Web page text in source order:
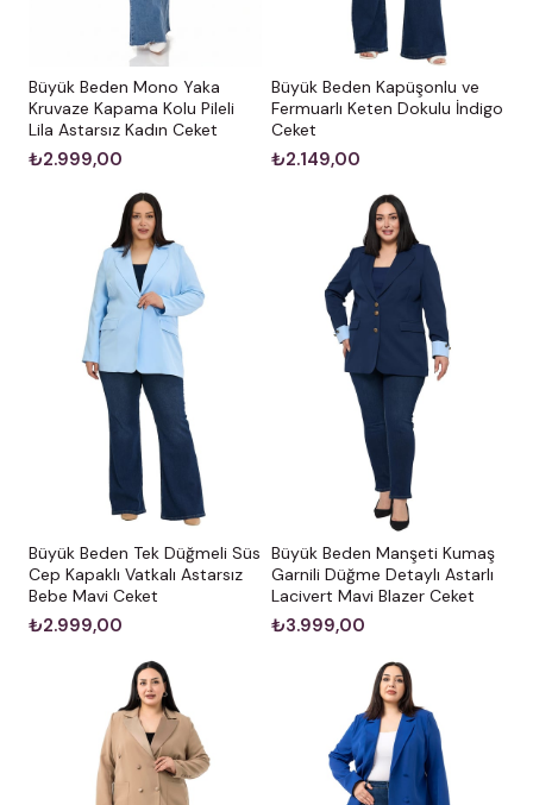
Büyük Beden Mono Yaka
Kruvaze Kapama Kolu Pileli
Lila Astarsız Kadın Ceket
₺2.999,00
Büyük Beden Kapüşonlu ve
Fermuarlı Keten Dokulu İndigo
Ceket
₺2.149,00
Büyük Beden Tek Düğmeli Süs
Cep Kapaklı Vatkalı Astarsız
Bebe Mavi Ceket
₺2.999,00
Büyük Beden Manşeti Kumaş
Garnili Düğme Detaylı Astarlı
Lacivert Mavi Blazer Ceket
₺3.999,00